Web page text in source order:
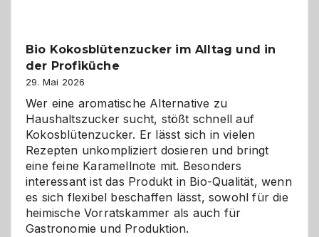
Gefahr
für
Hunde
im
eigenen
Zuhause
Bio Kokosblütenzucker im Alltag und in
der Profiküche
29. Mai 2026
Wer eine aromatische Alternative zu
Haushaltszucker sucht, stößt schnell auf
Kokosblütenzucker. Er lässt sich in vielen
Rezepten unkompliziert dosieren und bringt
eine feine Karamellnote mit. Besonders
interessant ist das Produkt in Bio-Qualität, wenn
es sich flexibel beschaffen lässt, sowohl für die
heimische Vorratskammer als auch für
Gastronomie und Produktion.